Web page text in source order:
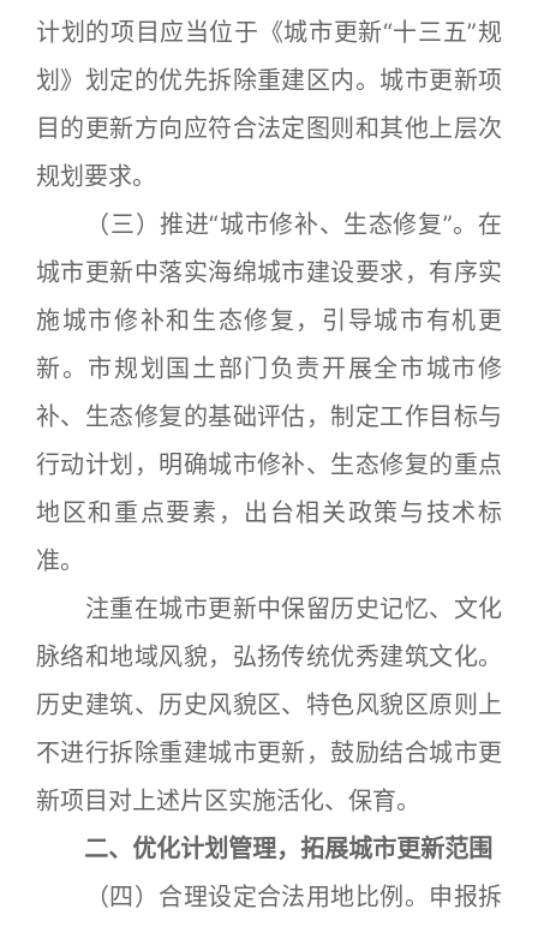
计划的项目应当位于《城市更新“十三五”规
划》划定的优先拆除重建区内。城市更新项
目的更新方向应符合法定图则和其他上层次
规划要求。
（三）推进“城市修补、生态修复”。在
城市更新中落实海绵城市建设要求，有序实
施城市修补和生态修复，引导城市有机更
新。市规划国土部门负责开展全市城市修
补、生态修复的基础评估，制定工作目标与
行动计划，明确城市修补、生态修复的重点
地区和重点要素，出台相关政策与技术标
准。
注重在城市更新中保留历史记忆、文化
脉络和地域风貌，弘扬传统优秀建筑文化。
历史建筑、历史风貌区、特色风貌区原则上
不进行拆除重建城市更新，鼓励结合城市更
新项目对上述片区实施活化、保育。
二、优化计划管理，拓展城市更新范围
（四）合理设定合法用地比例。申报拆